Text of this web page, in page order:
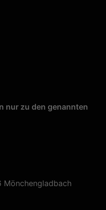
nur zu den genannten
Mönchengladbach